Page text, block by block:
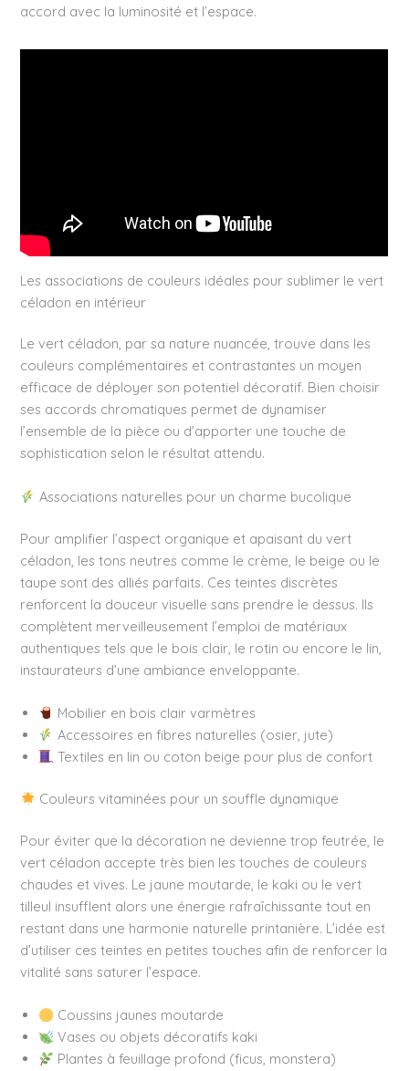
accord avec la luminosité et l’espace.
Les associations de couleurs idéales pour sublimer le vert
céladon en intérieur
Le vert céladon, par sa nature nuancée, trouve dans les
couleurs complémentaires et contrastantes un moyen
efficace de déployer son potentiel décoratif. Bien choisir
ses accords chromatiques permet de dynamiser
l’ensemble de la pièce ou d’apporter une touche de
sophistication selon le résultat attendu.
Associations naturelles pour un charme bucolique
Pour amplifier l’aspect organique et apaisant du vert
céladon, les tons neutres comme le crème, le beige ou le
taupe sont des alliés parfaits. Ces teintes discrètes
renforcent la douceur visuelle sans prendre le dessus. Ils
complètent merveilleusement l’emploi de matériaux
authentiques tels que le bois clair, le rotin ou encore le lin,
instaurateurs d’une ambiance enveloppante.
Mobilier en bois clair varmètres
Accessoires en fibres naturelles (osier, jute)
Textiles en lin ou coton beige pour plus de confort
Couleurs vitaminées pour un souffle dynamique
Pour éviter que la décoration ne devienne trop feutrée, le
vert céladon accepte très bien les touches de couleurs
chaudes et vives. Le jaune moutarde, le kaki ou le vert
tilleul insufflent alors une énergie rafraîchissante tout en
restant dans une harmonie naturelle printanière. L’idée est
d’utiliser ces teintes en petites touches afin de renforcer la
vitalité sans saturer l’espace.
Coussins jaunes moutarde
Vases ou objets décoratifs kaki
Plantes à feuillage profond (ficus, monstera)